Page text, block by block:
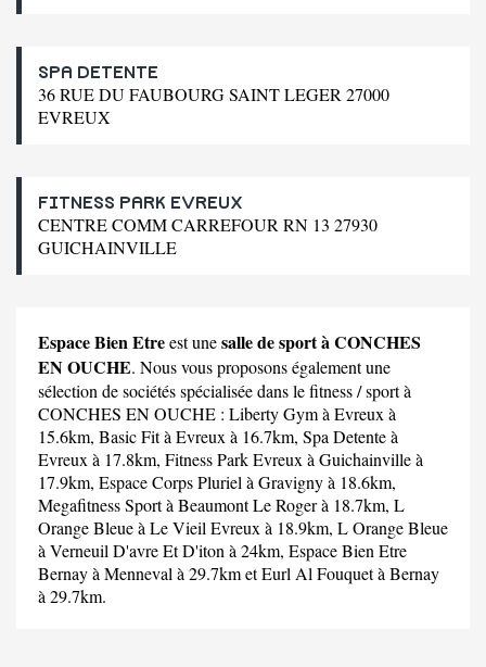
SPA DETENTE
36 RUE DU FAUBOURG SAINT LEGER 27000
EVREUX
FITNESS PARK EVREUX
CENTRE COMM CARREFOUR RN 13 27930
GUICHAINVILLE
Espace Bien Etreest unesalle de sport à CONCHES
EN OUCHE. Nous vous proposons également une
sélection de sociétés spécialisée dans le fitness / sport à
CONCHES EN OUCHE : Liberty Gymà Evreux à
15.6km, Basic Fità Evreux à 16.7km, Spa Detenteà
Evreux à 17.8km, Fitness Park Evreux à Guichainville à
17.9km, Espace Corps Pluriel à Gravigny à 18.6km,
Megafitness Sportà Beaumont Le Roger à 18.7km, L
Orange Bleueà Le Vieil Evreux à 18.9km, L Orange Bleue
à Verneuil D'avre Et D'iton à 24km, Espace Bien Etre
Bernayà Menneval à 29.7km etEurl Al Fouquetà Bernay
à 29.7km.